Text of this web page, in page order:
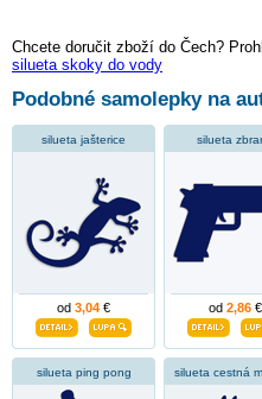
Chcete doručit zboží do Čech?
silueta skoky do vody
Podobné samolepky na
silueta jašterice
od 3,04 €
silueta
od 2,86 €
silueta ping pong silueta cestná